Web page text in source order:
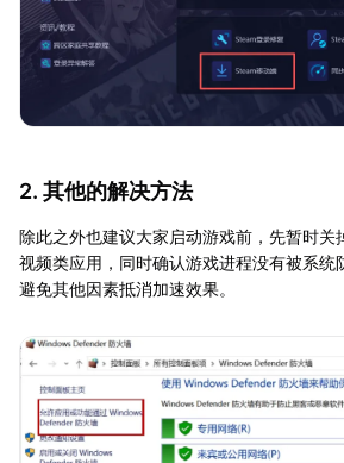
2. 其他的解决方法
除此之外也建议大家启动游戏前，先暂时关
视频类应用，同时确认游戏进程没有被系统
避免其他因素抵消加速效果。